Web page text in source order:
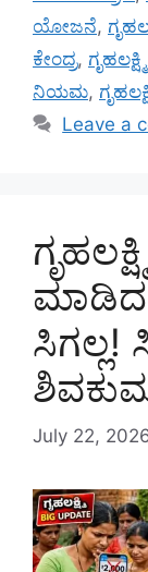
ಯೋಜನೆ,
ಕೇಂದ್ರ,
ನಿಯಮ,
Leave a
ಸಿಗಲ್ಲ!
July 22,